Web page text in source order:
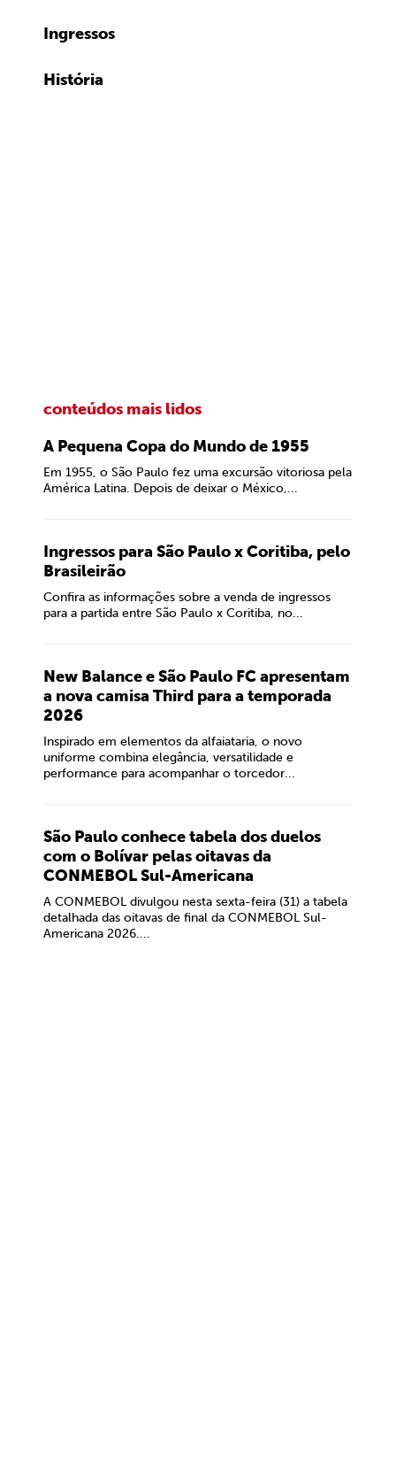
Ingressos
História
conteúdos mais lidos
A Pequena Copa do Mundo de 1955
Em 1955, o São Paulo fez uma excursão vitoriosa pela
América Latina. Depois de deixar o México,...
Ingressos para São Paulo x Coritiba, pelo
Brasileirão
Confira as informações sobre a venda de ingressos
para a partida entre São Paulo x Coritiba, no...
New Balance e São Paulo FC apresentam
a nova camisa Third para a temporada
2026
Inspirado em elementos da alfaiataria, o novo
uniforme combina elegância, versatilidade e
performance para acompanhar o torcedor...
São Paulo conhece tabela dos duelos
com o Bolívar pelas oitavas da
CONMEBOL Sul-Americana
A CONMEBOL divulgou nesta sexta-feira (31) a tabela
detalhada das oitavas de final da CONMEBOL Sul-
Americana 2026....